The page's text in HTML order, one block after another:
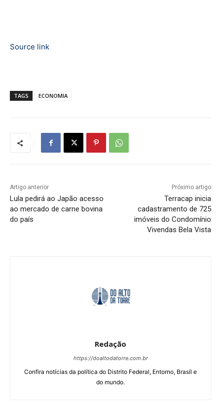
Source link
TAGS ECONOMIA
Artigo anterior
Lula pedirá ao Japão acesso
ao mercado de carne bovina
do país
Próximo artigo
Terracap inicia
cadastramento de 725
imóveis do Condomínio
Vivendas Bela Vista
Redação
https://doaltodatorre.com.br
Confira notícias da política do Distrito Federal, Entorno, Brasíl e
do mundo.